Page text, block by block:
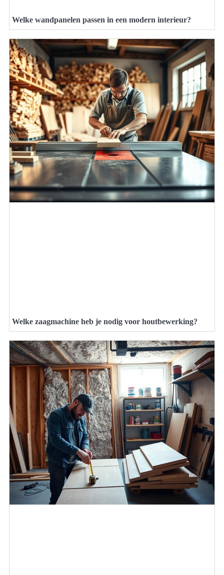
Welke wandpanelen passen in een modern interieur?
Welke zaagmachine heb je nodig voor houtbewerking?